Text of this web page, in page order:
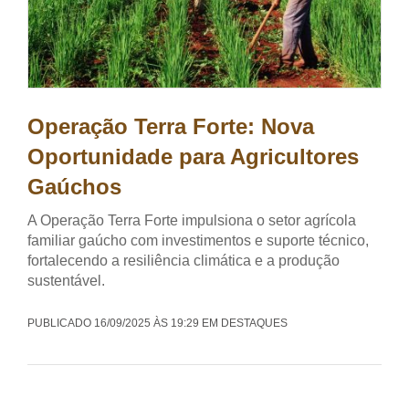
Operação Terra Forte: Nova
Oportunidade para Agricultores
Gaúchos
A Operação Terra Forte impulsiona o setor agrícola
familiar gaúcho com investimentos e suporte técnico,
fortalecendo a resiliência climática e a produção
sustentável.
PUBLICADO 16/09/2025 ÀS 19:29 EM DESTAQUES